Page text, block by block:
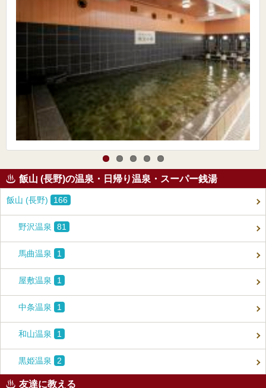
飯山 (長野)の温泉・日帰り温泉・スーパー銭湯
飯山 (長野) 166
野沢温泉 81
馬曲温泉 1
屋敷温泉 1
中条温泉 1
和山温泉 1
黒姫温泉 2
友達に教える